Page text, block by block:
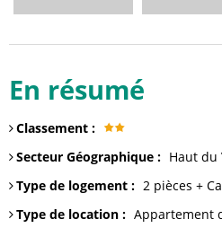
En résumé
Classement :
Secteur Géographique : Haut du
Type de logement : 2 pièces +
Type de location : Appartement